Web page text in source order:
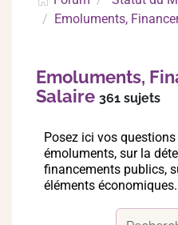
Emoluments,
Emoluments,
Salaire 361 sujets
Posez ici vos
émoluments, sur la
financements publics,
éléments économiques.